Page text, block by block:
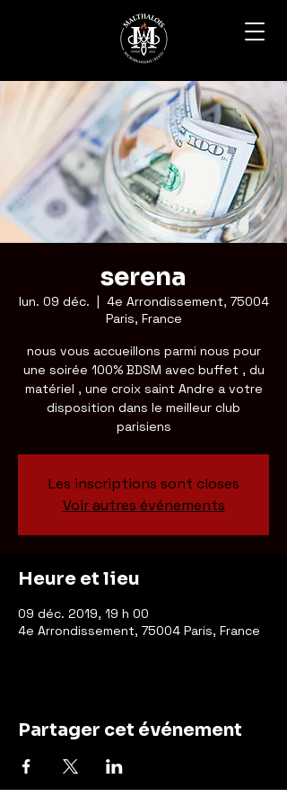
serena
lun. 09 déc.
  |
4e Arrondissement, 75004
Paris, France
nous vous accueillons parmi nous pour
une soirée 100% BDSM avec buffet , du
matériel , une croix saint Andre a votre
disposition dans le meilleur club
parisiens
Les inscriptions sont closes
Voir autres événements
Heure et lieu
09 déc. 2019, 19 h 00
4e Arrondissement, 75004 Paris, France
Partager cet événement